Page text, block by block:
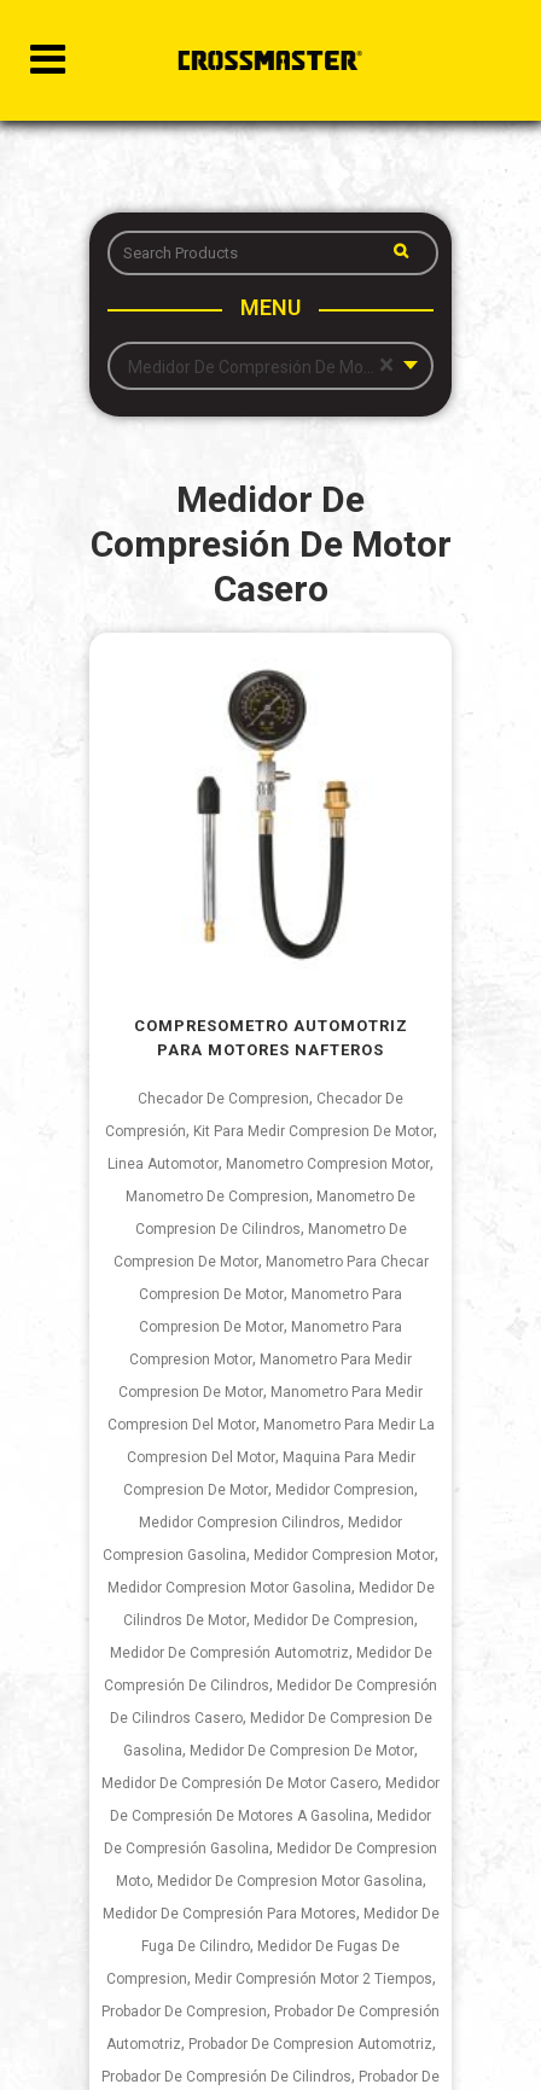
MENU
×
Medidor De Compresión De Motor Casero
Medidor De
Compresión De Motor
Casero
COMPRESOMETRO AUTOMOTRIZ
PARA MOTORES NAFTEROS
Checador De Compresion, Checador De
Compresión, Kit Para Medir Compresion De Motor,
Linea Automotor, Manometro Compresion Motor,
Manometro De Compresion, Manometro De
Compresion De Cilindros, Manometro De
Compresion De Motor, Manometro Para Checar
Compresion De Motor, Manometro Para
Compresion De Motor, Manometro Para
Compresion Motor, Manometro Para Medir
Compresion De Motor, Manometro Para Medir
Compresion Del Motor, Manometro Para Medir La
Compresion Del Motor, Maquina Para Medir
Compresion De Motor, Medidor Compresion,
Medidor Compresion Cilindros, Medidor
Compresion Gasolina, Medidor Compresion Motor,
Medidor Compresion Motor Gasolina, Medidor De
Cilindros De Motor, Medidor De Compresion,
Medidor De Compresión Automotriz, Medidor De
Compresión De Cilindros, Medidor De Compresión
De Cilindros Casero, Medidor De Compresion De
Gasolina, Medidor De Compresion De Motor,
Medidor De Compresión De Motor Casero, Medidor
De Compresión De Motores A Gasolina, Medidor
De Compresión Gasolina, Medidor De Compresion
Moto, Medidor De Compresion Motor Gasolina,
Medidor De Compresión Para Motores, Medidor De
Fuga De Cilindro, Medidor De Fugas De
Compresion, Medir Compresión Motor 2 Tiempos,
Probador De Compresion, Probador De Compresión
Automotriz, Probador De Compresion Automotriz,
Probador De Compresión De Cilindros, Probador De